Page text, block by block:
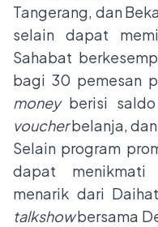
Tangerang, dan
selain dapat
Sahabat
bagi 30 pemesan
moneyberisi saldo
voucherbelanja,
Selain program
dapat menikmati
menarik dari
talkshowbersama